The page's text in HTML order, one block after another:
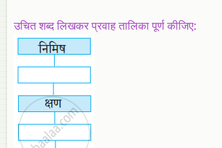
उचित शब्‍द लिखकर प्रवाह तालिका पूर्ण कीजिए: